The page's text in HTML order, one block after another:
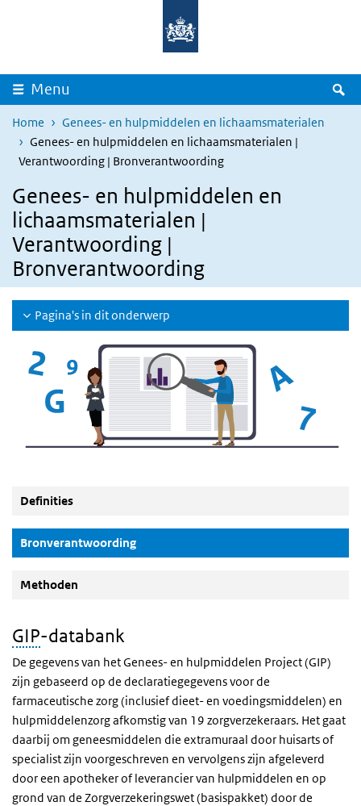
Overslaan en naar de inhoud gaan
Menu
Home
Genees- en hulpmiddelen en lichaamsmaterialen
Genees- en hulpmiddelen en lichaamsmaterialen |
Verantwoording | Bronverantwoording
Genees- en hulpmiddelen en
lichaamsmaterialen |
Verantwoording |
Bronverantwoording
Pagina's in dit onderwerp
Definities
Bronverantwoording(Actieve knop)
Methoden
GIP-databank
De gegevens van het Genees- en hulpmiddelen Project (GIP)
zijn gebaseerd op de declaratiegegevens voor de
farmaceutische zorg (inclusief dieet- en voedingsmiddelen) en
hulpmiddelenzorg afkomstig van 19 zorgverzekeraars. Het gaat
daarbij om geneesmiddelen die extramuraal door huisarts of
specialist zijn voorgeschreven en vervolgens zijn afgeleverd
door een apotheker of leverancier van hulpmiddelen en op
grond van de Zorgverzekeringswet (basispakket) door de